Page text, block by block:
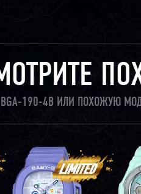
BGA-190-4B ИЛИ ПОХОЖУЮ